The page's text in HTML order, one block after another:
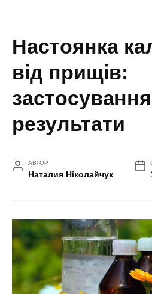
Настоянка
від прищів:
результати
АВТОР
Наталия Ніколайчук